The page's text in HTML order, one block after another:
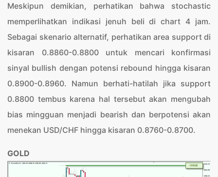
Meskipun demikian, perhatikan bahwa stochastic
memperlihatkan indikasi jenuh beli di chart 4 jam.
Sebagai skenario alternatif, perhatikan area support di
kisaran 0.8860-0.8800 untuk mencari konfirmasi
sinyal bullish dengan potensi rebound hingga kisaran
0.8900-0.8960. Namun berhati-hatilah jika support
0.8800 tembus karena hal tersebut akan mengubah
bias mingguan menjadi bearish dan berpotensi akan
menekan USD/CHF hingga kisaran 0.8760-0.8700.
GOLD